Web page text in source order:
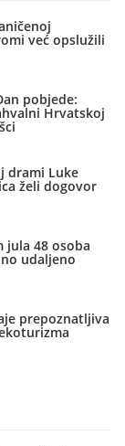
već opslužili
pobjede:
Hrvatskoj
drami Luke
želi dogovor
jula 48 osoba
udaljeno
prepoznatljiva